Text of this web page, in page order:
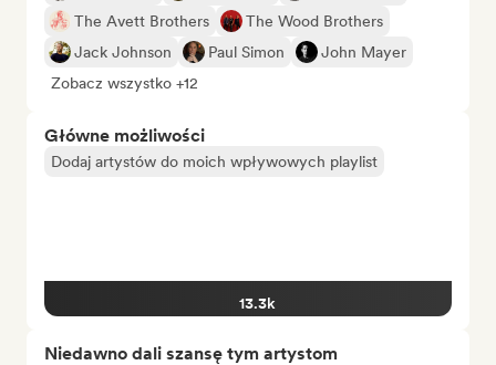
The Avett Brothers
The Wood Brothers
Jack Johnson
Paul Simon
John Mayer
Zobacz wszystko +12
Główne możliwości
Dodaj artystów do moich wpływowych playlist
13.3k
Niedawno dali szansę tym artystom